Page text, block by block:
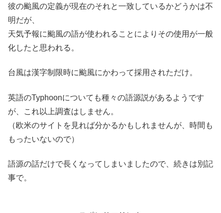
彼の颱風の定義が現在のそれと一致しているかどうかは不
明だが、
天気予報に颱風の語が使われることによりその使用が一般
化したと思われる。
台風は漢字制限時に颱風にかわって採用されただけ。
英語のTyphoonについても種々の語源説があるようです
が、これ以上調査はしません。
（欧米のサイトを見れば分かるかもしれませんが、時間も
もったいないので）
語源の話だけで長くなってしまいましたので、続きは別記
事で。